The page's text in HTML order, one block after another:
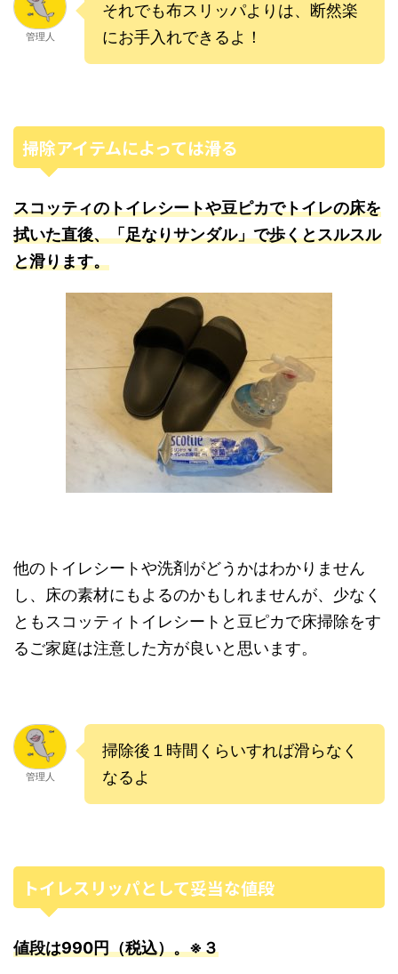
管理人
それでも布スリッパよりは、断然楽
にお手入れできるよ！
掃除アイテムによっては滑る
スコッティのトイレシートや豆ピカでトイレの床を
拭いた直後、「足なりサンダル」で歩くとスルスル
と滑ります。
他のトイレシートや洗剤がどうかはわかりません
し、床の素材にもよるのかもしれませんが、少なく
ともスコッティトイレシートと豆ピカで床掃除をす
るご家庭は注意した方が良いと思います。
管理人
掃除後１時間くらいすれば滑らなく
なるよ
トイレスリッパとして妥当な値段
値段は990円（税込）。※３